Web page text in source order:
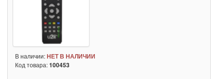
В наличии:НЕТ В НАЛИЧИИ
Код товара:100453